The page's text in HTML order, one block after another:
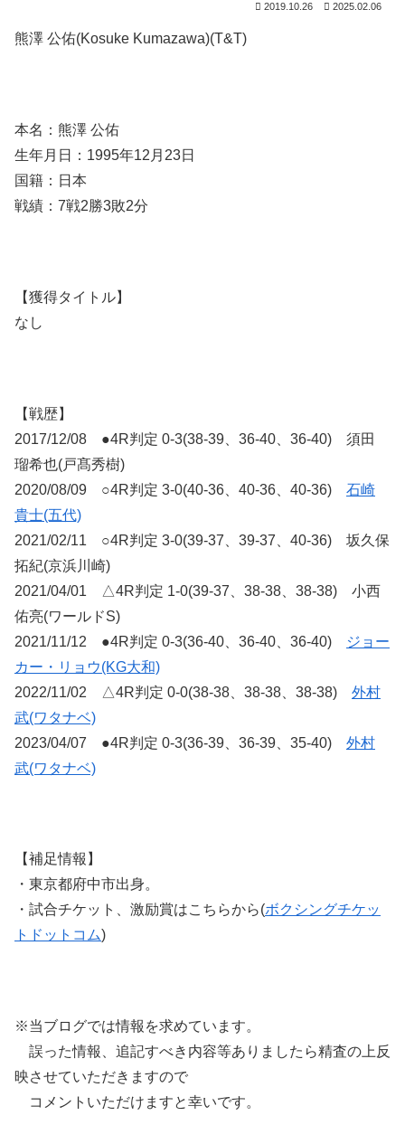
2019.10.26 2025.02.06
熊澤 公佑(Kosuke Kumazawa)(T&T)
本名：熊澤 公佑
生年月日：1995年12月23日
国籍：日本
戦績：7戦2勝3敗2分
【獲得タイトル】
なし
【戦歴】
2017/12/08 ●4R判定 0-3(38-39、36-40、36-40) 須田
瑠希也(戸髙秀樹)
2020/08/09 ○4R判定 3-0(40-36、40-36、40-36) 石崎
貴士(五代)
2021/02/11 ○4R判定 3-0(39-37、39-37、40-36) 坂久保
拓紀(京浜川崎)
2021/04/01 △4R判定 1-0(39-37、38-38、38-38) 小西
佑亮(ワールドS)
2021/11/12 ●4R判定 0-3(36-40、36-40、36-40)
ジョー
カー・リョウ(KG大和)
2022/11/02 △4R判定 0-0(38-38、38-38、38-38) 外村
武(ワタナベ)
2023/04/07 ●4R判定 0-3(36-39、36-39、35-40) 外村
武(ワタナベ)
【補足情報】
・東京都府中市出身。
・試合チケット、激励賞はこちらから(ボクシングチケッ
トドットコム)
※当ブログでは情報を求めています。
誤った情報、追記すべき内容等ありましたら精査の上反
映させていただきますので
コメントいただけますと幸いです。